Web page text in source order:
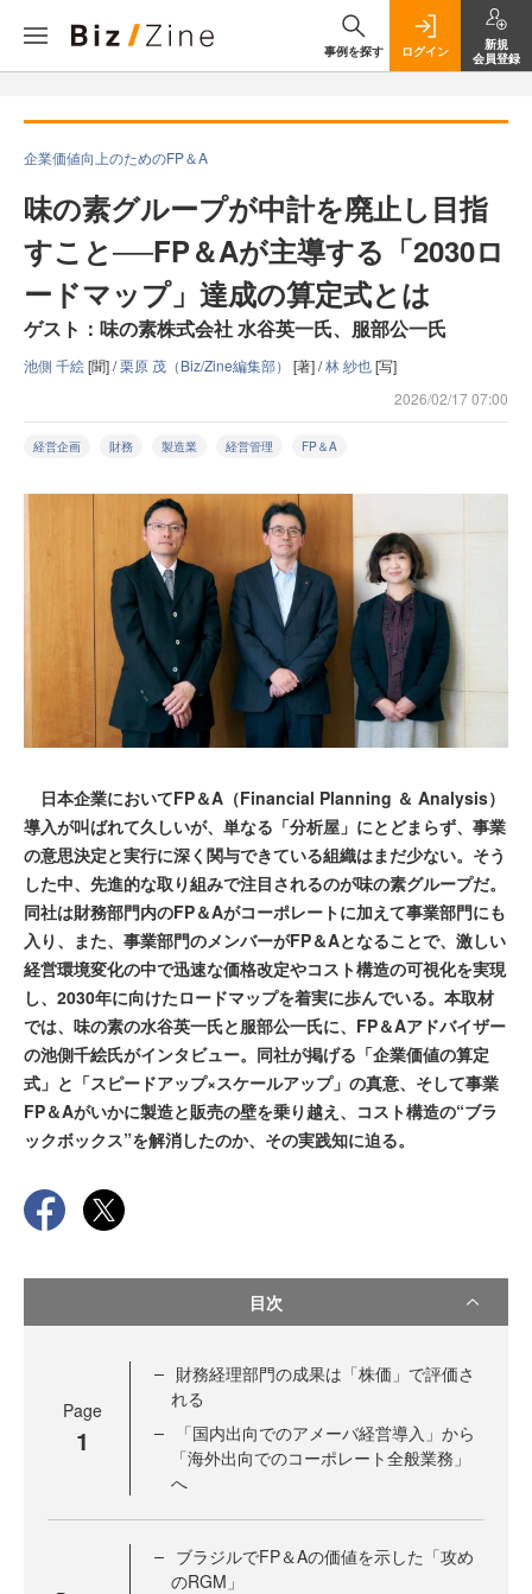
事例を探す ログイン
新規
会員登録
企業価値向上のためのFP＆A
味の素グループが中計を廃止し目指
すこと──FP＆Aが主導する「2030ロ
ードマップ」達成の算定式とは
ゲスト：味の素株式会社 水谷英一氏、服部公一氏
池側 千絵[聞] /栗原 茂（Biz/Zine編集部） [著] /林 紗也[写]
2026/02/17 07:00
経営企画 財務 製造業 経営管理 FP＆A
日本企業においてFP＆A（Financial Planning ＆ Analysis）
導入が叫ばれて久しいが、単なる「分析屋」にとどまらず、事業
の意思決定と実行に深く関与できている組織はまだ少ない。そう
した中、先進的な取り組みで注目されるのが味の素グループだ。
同社は財務部門内のFP＆Aがコーポレートに加えて事業部門にも
入り、また、事業部門のメンバーがFP＆Aとなることで、激しい
経営環境変化の中で迅速な価格改定やコスト構造の可視化を実現
し、2030年に向けたロードマップを着実に歩んでいる。本取材
では、味の素の水谷英一氏と服部公一氏に、FP＆Aアドバイザー
の池側千絵氏がインタビュー。同社が掲げる「企業価値の算定
式」と「スピードアップ×スケールアップ」の真意、そして事業
FP＆Aがいかに製造と販売の壁を乗り越え、コスト構造の“ブラ
ックボックス”を解消したのか、その実践知に迫る。
目次
Page
1
財務経理部門の成果は「株価」で評価さ
れる
「国内出向でのアメーバ経営導入」から
「海外出向でのコーポレート全般業務」
へ
ブラジルでFP＆Aの価値を示した「攻め
のRGM」